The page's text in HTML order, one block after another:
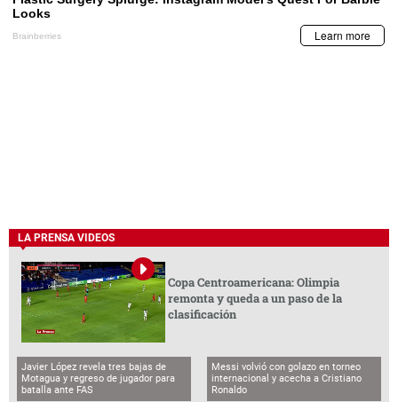
LA PRENSA VIDEOS
Copa Centroamericana: Olimpia
remonta y queda a un paso de la
clasificación
Javier López revela tres bajas de
Motagua y regreso de jugador para
batalla ante FAS
Messi volvió con golazo en torneo
internacional y acecha a Cristiano
Ronaldo